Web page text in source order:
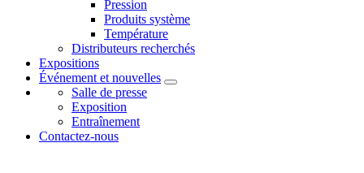
Pression
Produits système
Température
Distributeurs recherchés
Expositions
Événement et nouvelles
Salle de presse
Exposition
Entraînement
Contactez-nous